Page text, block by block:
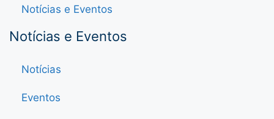
Notícias e Eventos
Notícias e Eventos
Notícias
Eventos